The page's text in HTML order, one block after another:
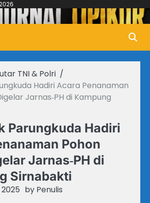
TNI & Polri
Hadiri Acara Penanaman
Jarnas‑PH di Kampung
Parungkuda Hadiri
Pohon
Jarnas‑PH di
Sirnabakti
by Penulis